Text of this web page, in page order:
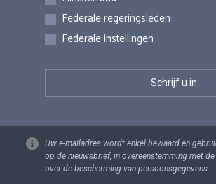
Federale regeringsleden
Federale instellingen
Uw e-mailadres wordt enkel bewaard en
op de nieuwsbrief, in overeenstemming met
over de bescherming van persoonsgegevens.